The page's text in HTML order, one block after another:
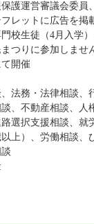
護運営審議会委員
レットに広告を掲
校生徒（4月入学
つりに参加しませ
開催
法務・法律相談、
、不動産相談、人
選択支援相談、就
上）、労働相談、